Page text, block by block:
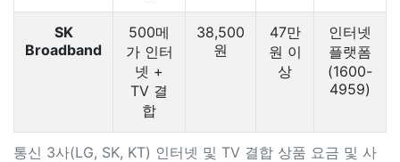
통신 3사(LG, SK, KT) 인터넷 및 TV 결합 상품 요금 및 사
SK
Broadband
500메
가 인터
넷 +
TV 결
합
38,500
원
47만
원 이
상
인터넷
플랫폼
(1600-
4959)